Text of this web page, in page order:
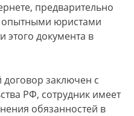
предварительно
опытными юристами
этого документа в
заключен с
РФ, сотрудник имеет
обязанностей в